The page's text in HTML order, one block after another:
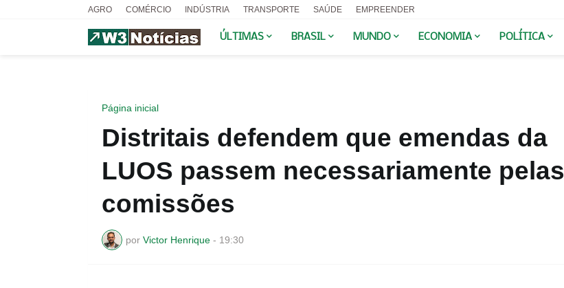
AGRO COMÉRCIO INDÚSTRIA TRANSPORTE SAÚDE EMPREENDER
ÚLTIMAS BRASIL MUNDO ECONOMIA POLÍTICA
Página inicial
Distritais defendem que emendas da
LUOS passem necessariamente pelas
comissões
por Victor Henrique - 19:30